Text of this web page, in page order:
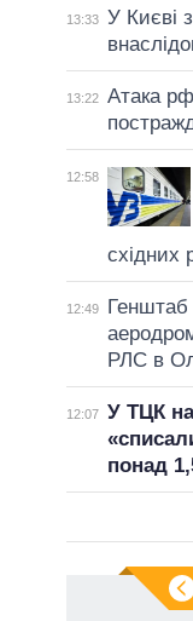
13:33 У Києві
13:22 Атака
12:58
східних
12:49
Генштаб
РЛС в
12:07 У ТЦК на
понад